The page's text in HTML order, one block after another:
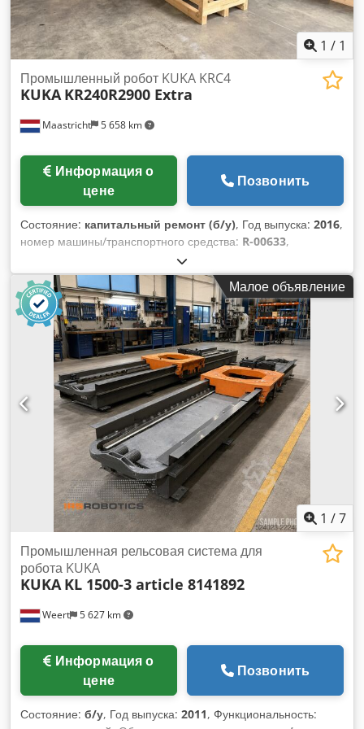
1 / 1
Maastricht 5 658 km
Промышленный робот KUKA KRC4
KUKA KR240R2900 Extra
цене
Позвонить
Состояние: капитальный ремонт (б/у), Год выпуска: 2016,
номер машины/транспортного средства: R-00633,
, дальность вылета стрелы:
мм, производитель контроллеров:KRC 4, производитель
обучающих пультов:KCP 4, Восстановленный робот KUKA
KR240R2900 Ultra, изготовленный в ноябре 2016 года.
Робот поставляется с контроллером KRC 4, включая панель
управления iPendant. Марка: KUKA Модель: KR240 R2900
Ultra Номер модели: KR240R2900 Год выпуска робота:
2016.11 Грузоподъемность (кг): 240 Вылет (мм): 2896
Cedpfx Ahozlk Dnsheha Точность позиционирования (мм):
Управляемые оси: 6 Тип установки: напольный Вес (кг):
1145 Контроллер: KRC 4 Год выпуска шкафа контроллера:
2016.11 Длина шкафа контроллера (м): 7 Панель
управления: KCP 4 Длина кабеля панели управления (м):
Малое объявление
1 /7
Weert 5 627 km
Промышленная рельсовая система для
робота KUKA
KUKA KL 1500-3 article 8141892
цене
Позвонить
Состояние: б/у, Год выпуска: 2011, Функциональность: